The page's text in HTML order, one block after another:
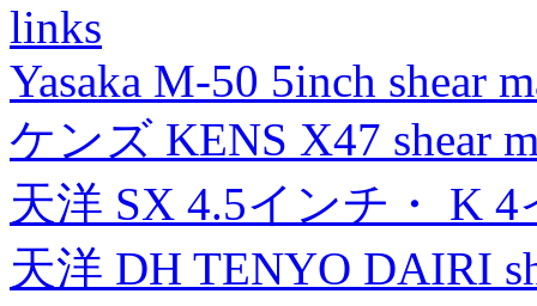
links
Yasaka M-50 5inch shear
ケンズ KENS X47 shear
天洋 SX 4.5インチ・ K
天洋 DH TENYO DAIRI